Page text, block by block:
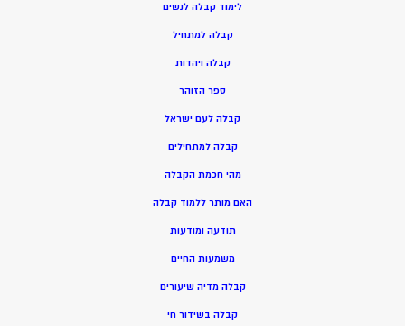
לימוד קבלה לנשים
קבלה למתחיל
קבלה ויהדות
ספר הזוהר
קבלה לעם ישראל
קבלה למתחילים
מהי חכמת הקבלה
האם מותר ללמוד קבלה
תודעה ומודעות
משמעות החיים
קבלה מדיה שיעורים
קבלה בשידור חי